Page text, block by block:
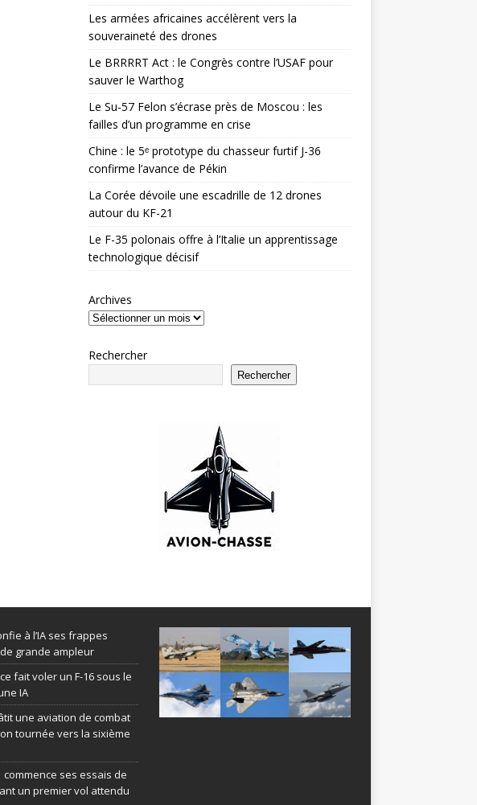
Les armées africaines accélèrent vers la
souveraineté des drones
Le BRRRRT Act : le Congrès contre l’USAF pour
sauver le Warthog
Le Su-57 Felon s’écrase près de Moscou : les
failles d’un programme en crise
Chine : le 5ᵉ prototype du chasseur furtif J-36
confirme l’avance de Pékin
La Corée dévoile une escadrille de 12 drones
autour du KF-21
Le F-35 polonais offre à l’Italie un apprentissage
technologique décisif
Archives
Rechercher
Rechercher
à l’IA ses frappes
grande ampleur
fait voler un F-16 sous le
IA
une aviation de combat
tournée vers la sixième
commence ses essais de
un premier vol attendu